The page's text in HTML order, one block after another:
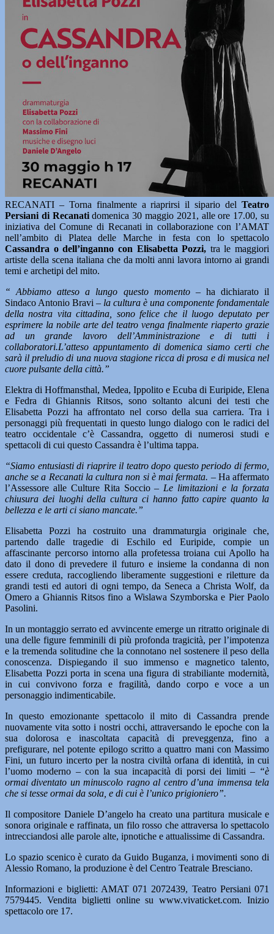
RECANATI – Torna finalmente a riaprirsi il sipario del Teatro
Persiani di Recanatidomenica 30 maggio 2021, alle ore 17.00, su
iniziativa del Comune di Recanati in collaborazione con l’AMAT
nell’ambito di Platea delle Marche in festa con lo spettacolo
Cassandra o dell’inganno con Elisabetta Pozzi, tra le maggiori
artiste della scena italiana che da molti anni lavora intorno ai grandi
temi e archetipi del mito.
“ Abbiamo atteso a lungo questo momento– ha dichiarato il
Sindaco Antonio Bravi – la cultura è una componente fondamentale
della nostra vita cittadina, sono felice che il luogo deputato per
esprimere la nobile arte del teatro venga finalmente riaperto grazie
ad un grande lavoro dell’Amministrazione e di tutti i
collaboratori.L’atteso appuntamento di domenica siamo certi che
sarà il preludio di una nuova stagione ricca di prosa e di musica nel
cuore pulsante della città.”
Elektra di Hoffmansthal, Medea, Ippolito e Ecuba di Euripide, Elena
e Fedra di Ghiannis Ritsos, sono soltanto alcuni dei testi che
Elisabetta Pozzi ha affrontato nel corso della sua carriera. Tra i
personaggi più frequentati in questo lungo dialogo con le radici del
teatro occidentale c’è Cassandra, oggetto di numerosi studi e
spettacoli di cui questo Cassandra è l’ultima tappa.
“Siamo entusiasti di riaprire il teatro dopo questo periodo di fermo,
anche se a Recanati la cultura non si è mai fermata. – Ha affermato
l’Assessore alle Culture Rita Soccio – Le limitazioni e la forzata
chiusura dei luoghi della cultura ci hanno fatto capire quanto la
bellezza e le arti ci siano mancate.”
Elisabetta Pozzi ha costruito una drammaturgia originale che,
partendo dalle tragedie di Eschilo ed Euripide, compie un
affascinante percorso intorno alla profetessa troiana cui Apollo ha
dato il dono di prevedere il futuro e insieme la condanna di non
essere creduta, raccogliendo liberamente suggestioni e riletture da
grandi testi ed autori di ogni tempo, da Seneca a Christa Wolf, da
Omero a Ghiannis Ritsos fino a Wislawa Szymborska e Pier Paolo
Pasolini.
In un montaggio serrato ed avvincente emerge un ritratto originale di
una delle figure femminili di più profonda tragicità, per l’impotenza
e la tremenda solitudine che la connotano nel sostenere il peso della
conoscenza. Dispiegando il suo immenso e magnetico talento,
Elisabetta Pozzi porta in scena una figura di strabiliante modernità,
in cui convivono forza e fragilità, dando corpo e voce a un
personaggio indimenticabile.
In questo emozionante spettacolo il mito di Cassandra prende
nuovamente vita sotto i nostri occhi, attraversando le epoche con la
sua dolorosa e inascoltata capacità di preveggenza, fino a
prefigurare, nel potente epilogo scritto a quattro mani con Massimo
Fini, un futuro incerto per la nostra civiltà orfana di identità, in cui
l’uomo moderno – con la sua incapacità di porsi dei limiti – “è
ormai diventato un minuscolo ragno al centro d’una immensa tela
che si tesse ormai da sola, e di cui è l’unico prigioniero”.
Il compositore Daniele D’angelo ha creato una partitura musicale e
sonora originale e raffinata, un filo rosso che attraversa lo spettacolo
intrecciandosi alle parole alte, ipnotiche e attualissime di Cassandra.
Lo spazio scenico è curato da Guido Buganza, i movimenti sono di
Alessio Romano, la produzione è del Centro Teatrale Bresciano.
Informazioni e biglietti: AMAT 071 2072439, Teatro Persiani 071
7579445. Vendita biglietti online su www.vivaticket.com. Inizio
spettacolo ore 17.